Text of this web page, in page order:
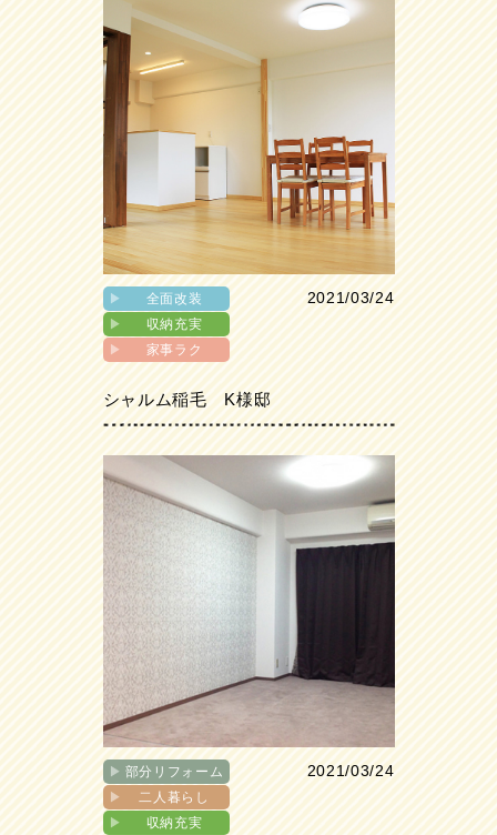
▶︎
全面改装
▶︎
収納充実
▶︎
家事ラク
2021/03/24
シャルム稲毛 K様邸
▶︎ 部分リフォーム
▶︎
二人暮らし
▶︎
収納充実
2021/03/24